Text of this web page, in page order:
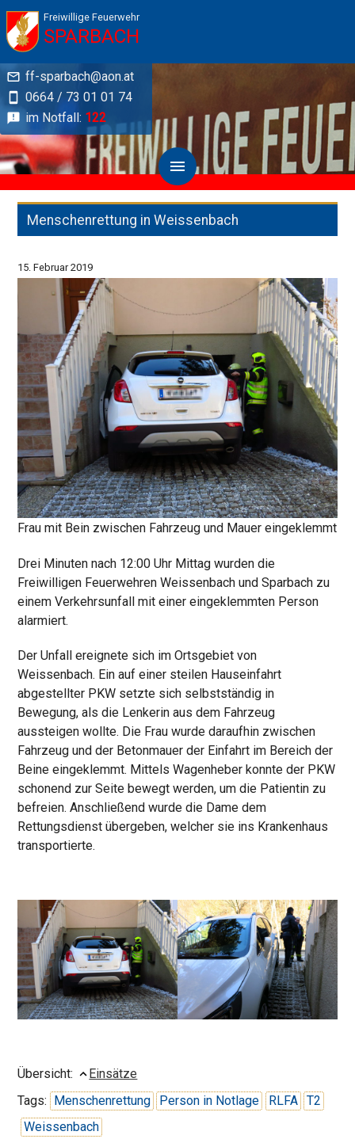
Freiwillige Feuerwehr
SPARBACH
ff-sparbach@aon.at
0664 / 73 01 01 74
im Notfall: 122
Menschenrettung in Weissenbach
15. Februar 2019
Frau mit Bein zwischen Fahrzeug und Mauer eingeklemmt
Drei Minuten nach 12:00 Uhr Mittag wurden die
Freiwilligen Feuerwehren Weissenbach und Sparbach zu
einem Verkehrsunfall mit einer eingeklemmten Person
alarmiert.
Der Unfall ereignete sich im Ortsgebiet von
Weissenbach. Ein auf einer steilen Hauseinfahrt
abgestellter PKW setzte sich selbstständig in
Bewegung, als die Lenkerin aus dem Fahrzeug
aussteigen wollte. Die Frau wurde daraufhin zwischen
Fahrzeug und der Betonmauer der Einfahrt im Bereich der
Beine eingeklemmt. Mittels Wagenheber konnte der PKW
schonend zur Seite bewegt werden, um die Patientin zu
befreien. Anschließend wurde die Dame dem
Rettungsdienst übergeben, welcher sie ins Krankenhaus
transportierte.
Übersicht:
Einsätze
Tags: Menschenrettung Person in Notlage RLFA
T2
Weissenbach